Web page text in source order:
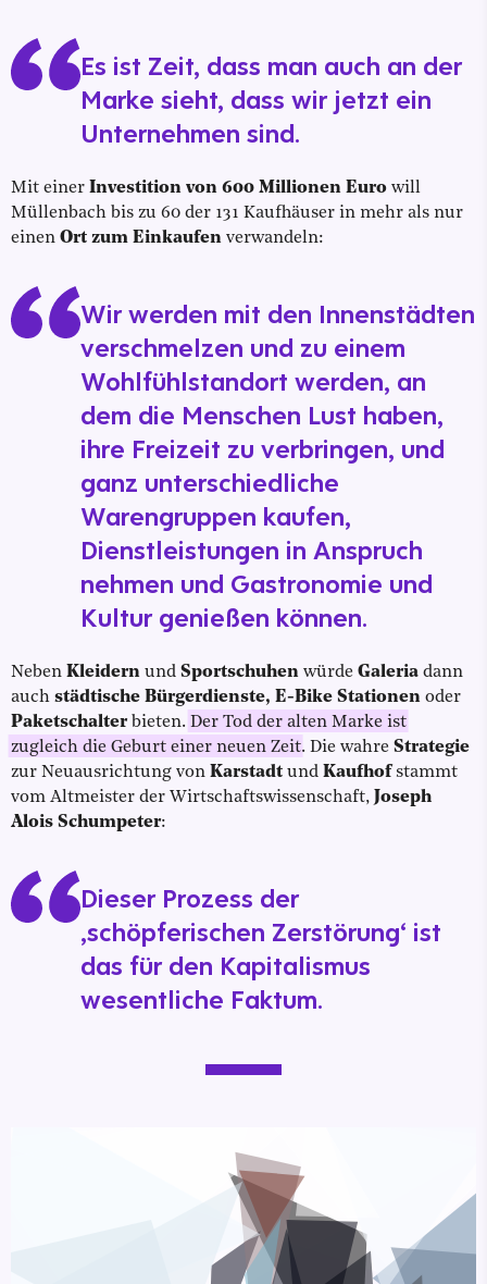
Es ist Zeit, dass man auch an der
Marke sieht, dass wir jetzt ein
Unternehmen sind.
Mit einer Investition von 600 Millionen Euro will
Müllenbach bis zu 60 der 131 Kaufhäuser in mehr als nur
einen Ort zum Einkaufen verwandeln:
Wir werden mit den Innenstädten
verschmelzen und zu einem
Wohlfühlstandort werden, an
dem die Menschen Lust haben,
ihre Freizeit zu verbringen, und
ganz unterschiedliche
Warengruppen kaufen,
Dienstleistungen in Anspruch
nehmen und Gastronomie und
Kultur genießen können.
Neben Kleidern und Sportschuhen würde Galeria dann
auch städtische Bürgerdienste, E-Bike Stationen oder
Paketschalter bieten. Der Tod der alten Marke ist
zugleich die Geburt einer neuen Zeit. Die wahre Strategie
zur Neuausrichtung von Karstadt und Kaufhof stammt
vom Altmeister der Wirtschaftswissenschaft, Joseph
Alois Schumpeter:
Dieser Prozess der
‚schöpferischen Zerstörung‘ ist
das für den Kapitalismus
wesentliche Faktum.